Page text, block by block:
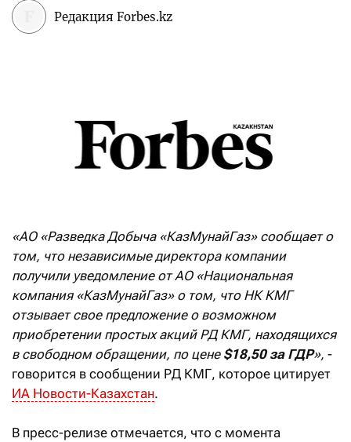
Редакция Forbes.kz
«АО «Разведка Добыча «КазМунайГаз» сообщает о
том, что независимые директора компании
получили уведомление от АО «Национальная
компания «КазМунайГаз» о том, что НК КМГ
отзывает свое предложение о возможном
приобретении простых акций РД КМГ, находящихся
в свободном обращении, по цене $18,50 за ГДР», -
говорится в сообщении РД КМГ, которое цитирует
ИА Новости-Казахстан.
В пресс-релизе отмечается, что с момента